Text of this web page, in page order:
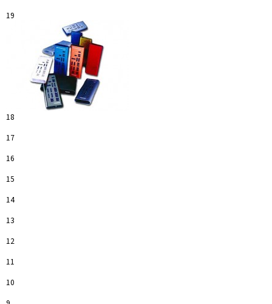
19
18
17
16
15
14
13
12
11
10